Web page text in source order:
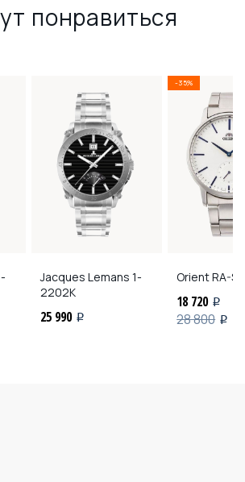
понравиться
Jacques Lemans 1-
2202K
25 990 i
-35%
OrientRA-
18 720 i
28 800 i